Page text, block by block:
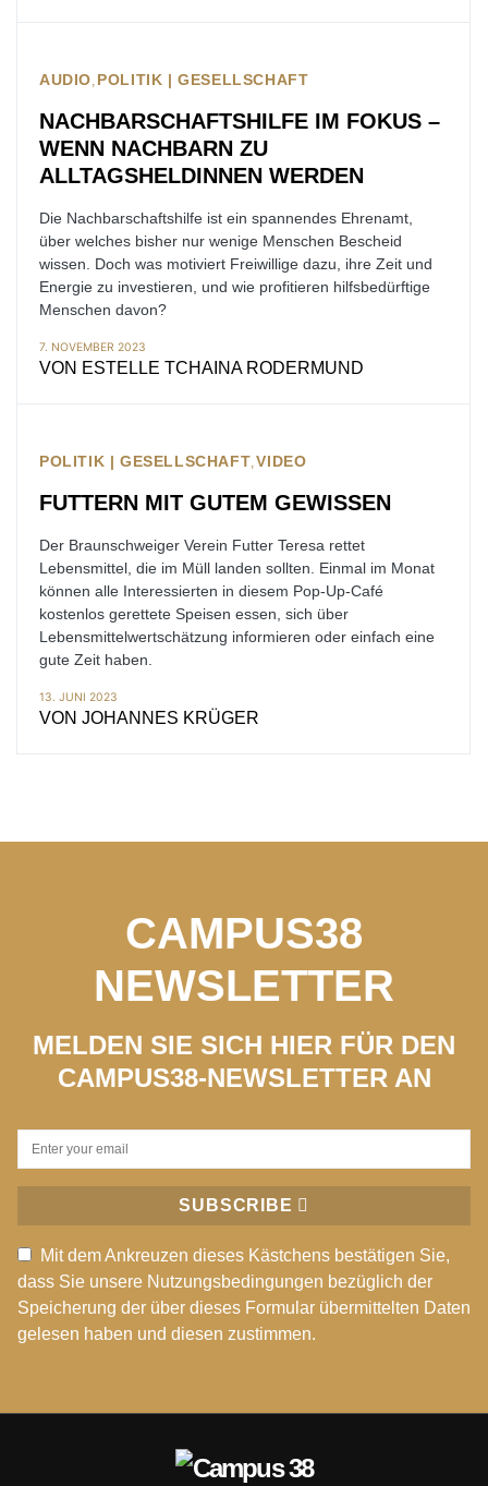
AUDIO POLITIK | GESELLSCHAFT
NACHBARSCHAFTSHILFE IM FOKUS –
WENN NACHBARN ZU
ALLTAGSHELDINNEN WERDEN
Die Nachbarschaftshilfe ist ein spannendes Ehrenamt,
über welches bisher nur wenige Menschen Bescheid
wissen. Doch was motiviert Freiwillige dazu, ihre Zeit und
Energie zu investieren, und wie profitieren hilfsbedürftige
Menschen davon?
7. NOVEMBER 2023
VON ESTELLE TCHAINA RODERMUND
POLITIK | GESELLSCHAFT VIDEO
FUTTERN MIT GUTEM GEWISSEN
Der Braunschweiger Verein Futter Teresa rettet
Lebensmittel, die im Müll landen sollten. Einmal im Monat
können alle Interessierten in diesem Pop-Up-Café
kostenlos gerettete Speisen essen, sich über
Lebensmittelwertschätzung informieren oder einfach eine
gute Zeit haben.
13. JUNI 2023
VON JOHANNES KRÜGER
CAMPUS38
NEWSLETTER
MELDEN SIE SICH HIER FÜR DEN
CAMPUS38-NEWSLETTER AN
SUBSCRIBE
Mit dem Ankreuzen dieses Kästchens bestätigen Sie,
dass Sie unsere Nutzungsbedingungen bezüglich der
Speicherung der über dieses Formular übermittelten Daten
gelesen haben und diesen zustimmen.